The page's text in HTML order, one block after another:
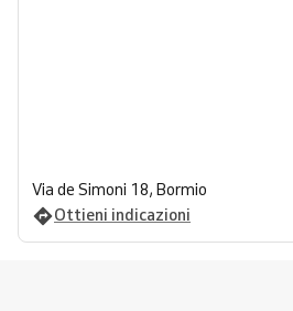
Via de Simoni 18, Bormio
Ottieni indicazioni